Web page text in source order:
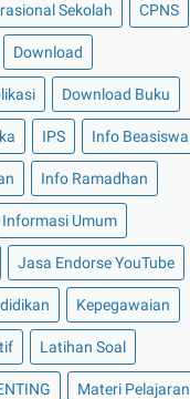
Sekolah CPNS
Download
Download Buku
IPS Info Beasiswa
Info Ramadhan
Informasi Umum
Jasa Endorse YouTube
Kepegawaian
Latihan Soal
Materi Pelajaran